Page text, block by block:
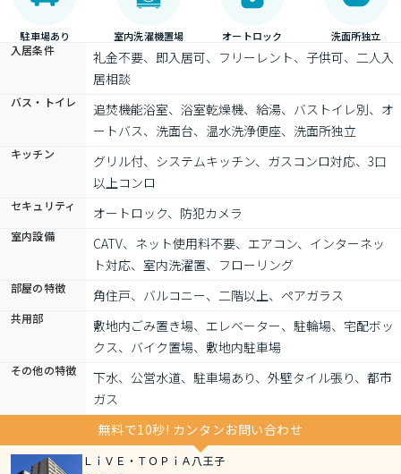
駐車場あり 室内洗濯機置場 オートロック 洗面所独立
入居条件
礼金不要、即入居可、フリーレント、子供可、二人入
居相談
バス・トイレ
追焚機能浴室、浴室乾燥機、給湯、バストイレ別、オ
ートバス、洗面台、温水洗浄便座、洗面所独立
キッチン
グリル付、システムキッチン、ガスコンロ対応、3口
以上コンロ
セキュリティ オートロック、防犯カメラ
室内設備
CATV、ネット使用料不要、エアコン、インターネッ
ト対応、室内洗濯置、フローリング
部屋の特徴 角住戸、バルコニー、二階以上、ペアガラス
共用部
敷地内ごみ置き場、エレベーター、駐輪場、宅配ボッ
クス、バイク置場、敷地内駐車場
その他の特徴
下水、公営水道、駐車場あり、外壁タイル張り、都市
ガス
無料で10秒! カンタンお問い合わせ
ＬｉＶＥ・ＴＯＰｉＡ八王子